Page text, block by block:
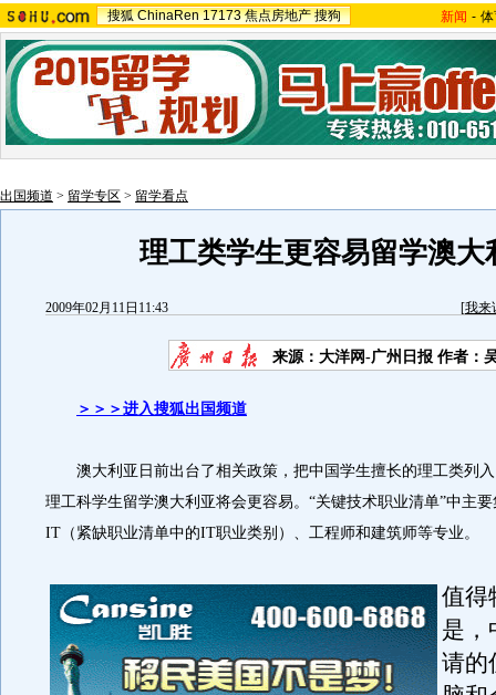
搜狐 ChinaRen 17173 焦点房地产 搜狗 新闻 -
出国频道 > 留学专区 > 留学看点
理工类学生更容易留学澳大
2009年02月11日11:43 [我来
来源：大洋网-广州日报 作者：
＞＞＞进入搜狐出国频道
澳大利亚日前出台了相关政策，把中国学生擅长的理工类列入
理工科学生留学澳大利亚将会更容易。“关键技术职业清单”中主
IT（紧缺职业清单中的IT职业类别）、工程师和建筑师等专业。
值得
是，
请的